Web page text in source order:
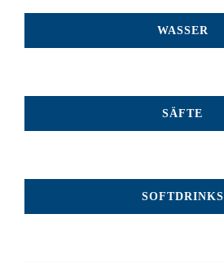
WASSER
SÄFTE
SOFTDRINKS